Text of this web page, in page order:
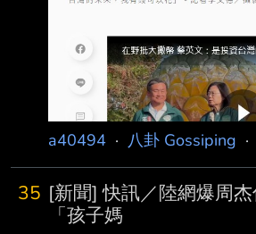
a40494 · 八卦 Gossiping ·
35 [新聞] 快訊／陸網爆周杰
「孩子媽